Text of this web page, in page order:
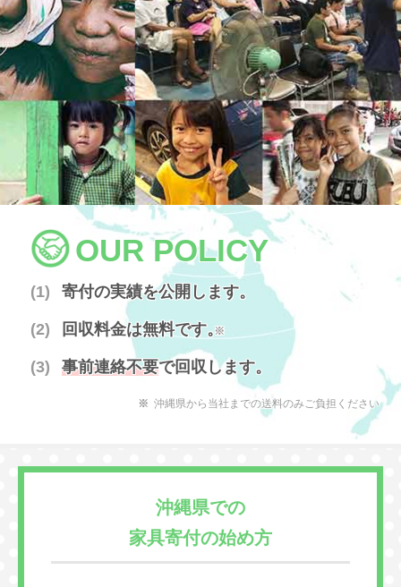
OUR POLICY
寄付の実績を公開します。
回収料金は無料です。
※
事前連絡不要で回収します。
沖縄県から当社までの送料のみご負担ください
沖縄県での
家具寄付の始め方